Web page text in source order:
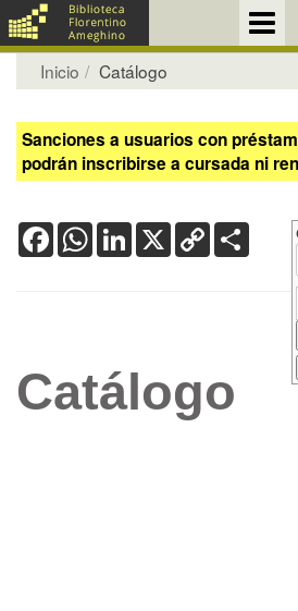
Inicio Catálogo
Sanciones a usuarios con
podrán inscribirse a cursada ni
FacebookWhatsApp
LinkedIn
X Copy
Link
Catálogo